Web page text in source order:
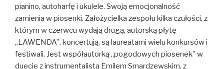
pianino, autoharfę i ukulele. Swoją emocjonalność
zamienia w piosenki. Założycielka zespołu kilka czułości, z
którym w czerwcu wydają drugą, autorską płytę
„LAWENDA”, koncertują, są laureatami wielu konkursów i
festiwali. Jest współautorką „pogodowych piosenek” w
duecie z instrumentalistą Emilem Smardzewskim, z